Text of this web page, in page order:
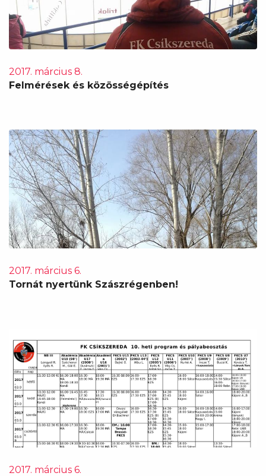
2017. március 8.
Felmérések és közösségépítés
2017. március 6.
Tornát nyertünk Szászrégenben!
2017. március 6.